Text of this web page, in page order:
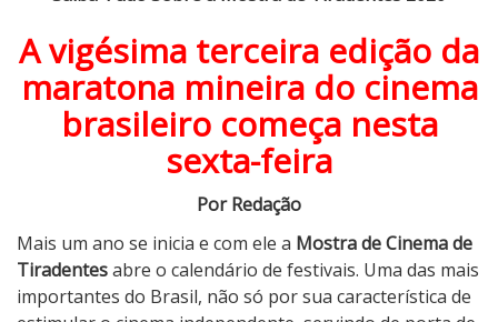
u
d
o
e
a
M
o
A vigésima terceira edição da
maratona mineira do cinema
brasileiro começa nesta
sexta-feira
Por Redação
Mais um ano se inicia e com ele a Mostra de Cinema de
Tiradentesabre o calendário de festivais. Uma das mais
importantes do Brasil, não só por sua característica de